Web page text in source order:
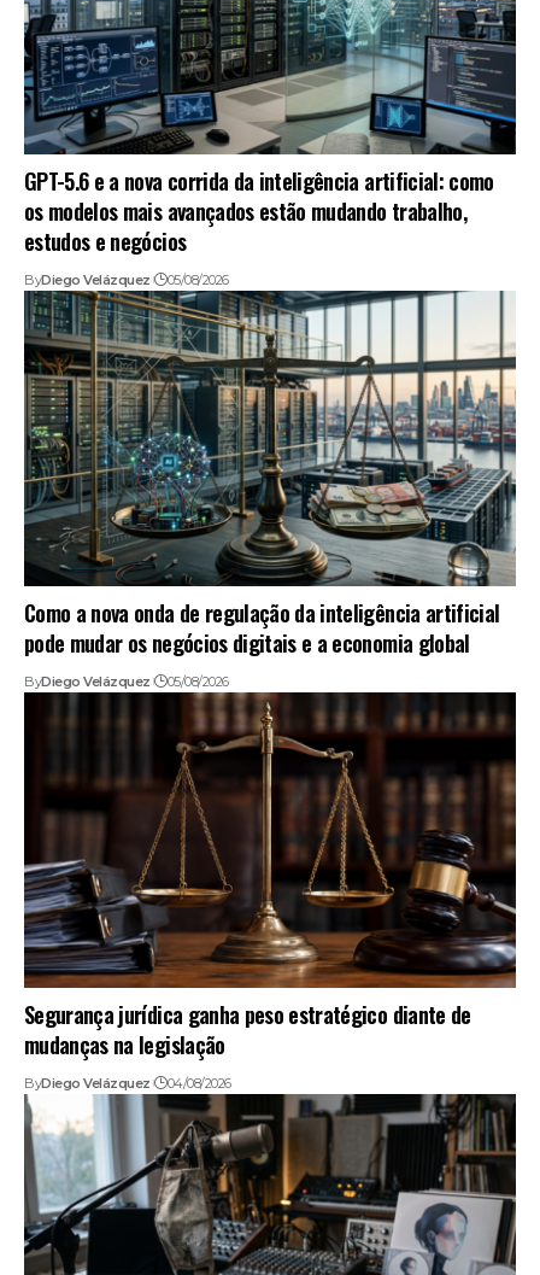
GPT-5.6 e a nova corrida da inteligência artificial: como
os modelos mais avançados estão mudando trabalho,
estudos e negócios
ByDiego Velázquez 05/08/2026
Como a nova onda de regulação da inteligência artificial
pode mudar os negócios digitais e a economia global
ByDiego Velázquez 05/08/2026
Segurança jurídica ganha peso estratégico diante de
mudanças na legislação
ByDiego Velázquez 04/08/2026